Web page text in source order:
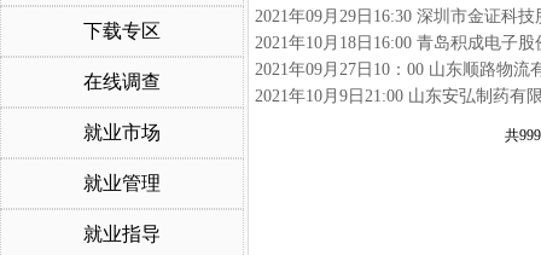
下载专区
在线调查
就业市场
就业管理
就业指导
2021年09月29日16:30 深圳市金证科
2021年10月18日16:00 青岛积成电子
2021年09月27日10：00 山东顺路物
2021年10月9日21:00 山东安弘制药有
共